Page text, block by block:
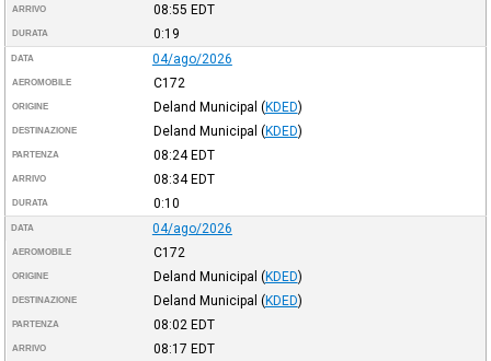
ARRIVO 08:55 EDT
DURATA 0:19
DATA 04/ago/2026
AEROMOBILE C172
ORIGINE Deland Municipal (KDED)
DESTINAZIONE Deland Municipal (KDED)
PARTENZA 08:24EDT
ARRIVO 08:34EDT
DURATA 0:10
DATA 04/ago/2026
AEROMOBILE C172
ORIGINE Deland Municipal (KDED)
DESTINAZIONE Deland Municipal (KDED)
PARTENZA 08:02 EDT
ARRIVO 08:17 EDT